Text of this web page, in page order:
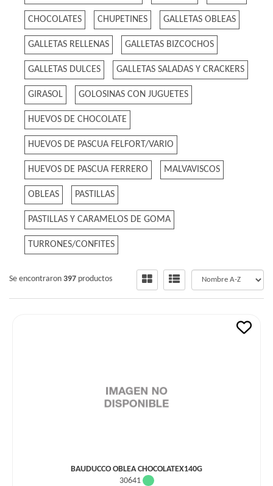
CHOCOLATES CHUPETINES GALLETAS OBLEAS
GALLETAS RELLENAS GALLETAS BIZCOCHOS
GALLETAS DULCES GALLETAS SALADAS Y CRACKERS
GIRASOL GOLOSINAS CON JUGUETES
HUEVOS DE CHOCOLATE
HUEVOS DE PASCUA FELFORT/VARIO
HUEVOS DE PASCUA FERRERO MALVAVISCOS
OBLEAS PASTILLAS
PASTILLAS Y CARAMELOS DE GOMA
TURRONES/CONFITES
Se encontraron 397 productos
BAUDUCCO OBLEA CHOCOLATEX140G
30641